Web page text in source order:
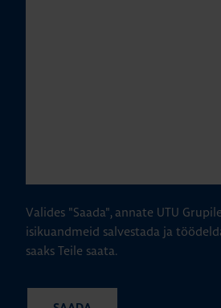
Valides "Saada", annate UTU
isikuandmeid salvestada ja
saaks Teile saata.